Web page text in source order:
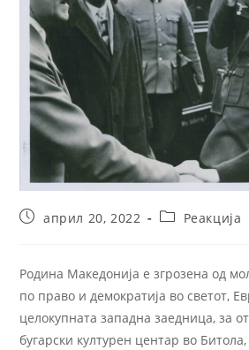
април 20, 2022 Реакција
Родина Македонија е згрозена од
по право и демократија во светот,
целокупната западна заедница, за
бугарски културен центар во